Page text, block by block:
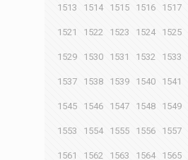
1513 1514 1515 1516 1517
1521 1522 1523 1524 1525
1529 1530 1531 1532 1533
1537 1538 1539 1540 1541
1545 1546 1547 1548 1549
1553 1554 1555 1556 1557
1561 1562 1563 1564 1565